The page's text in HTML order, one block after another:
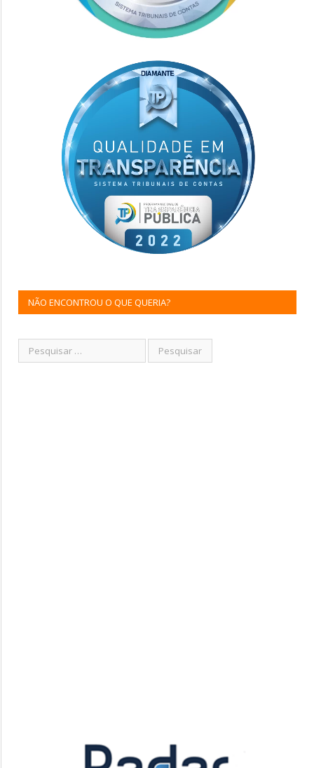
NÃO ENCONTROU O QUE QUERIA?